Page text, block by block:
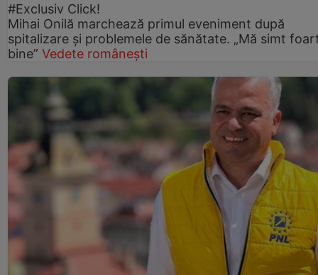
#Exclusiv Click!
Mihai Onilă marchează primul eveniment după
spitalizare și problemele de sănătate. „Mă simt
bine” Vedete românești